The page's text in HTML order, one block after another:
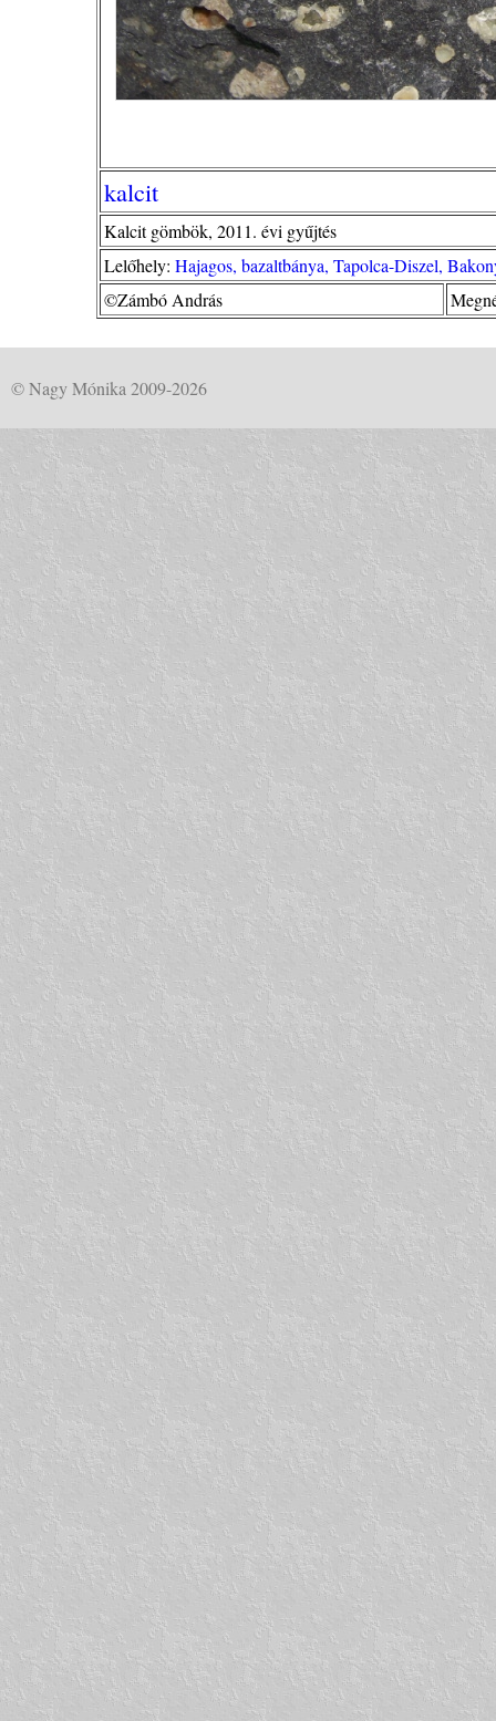
kalcit
Kalcit gömbök, 2011. évi gyűjtés
Lelőhely: Hajagos, bazaltbánya, Tapolca-Diszel,
©Zámbó András
© Nagy Mónika 2009-2026